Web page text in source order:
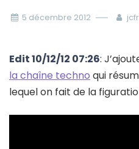
5 décembre 2012
Edit 10/12/12 07:26:
la chaîne techno qui
lequel on fait de la